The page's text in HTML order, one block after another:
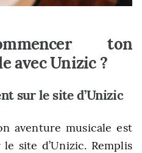
ton
avec Unizic ?
sur le site d’Unizic
aventure musicale est
site d’Unizic. Remplis